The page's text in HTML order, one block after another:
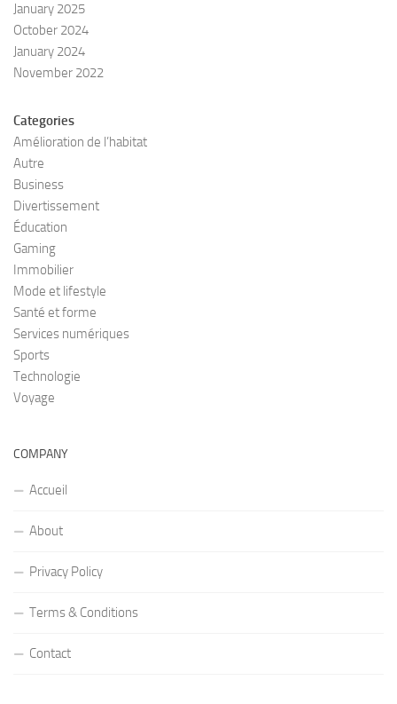
January 2025
October 2024
January 2024
November 2022
Categories
Amélioration de l’habitat
Autre
Business
Divertissement
Éducation
Gaming
Immobilier
Mode et lifestyle
Santé et forme
Services numériques
Sports
Technologie
Voyage
COMPANY
Accueil
About
Privacy Policy
Terms & Conditions
Contact